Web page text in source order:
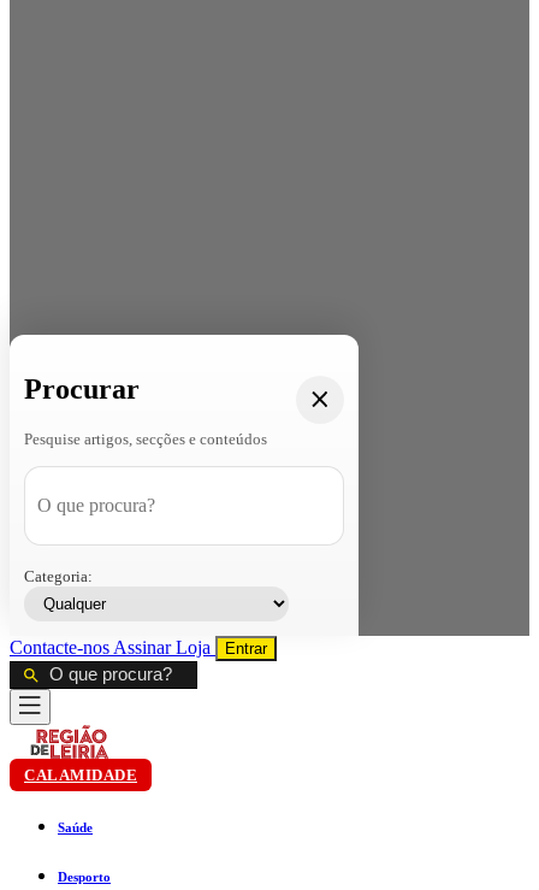
Procurar
Pesquise artigos, secções e conteúdos
Categoria:
Contacte-nos AssinarLoja Entrar
CALAMIDADE
Saúde
Desporto